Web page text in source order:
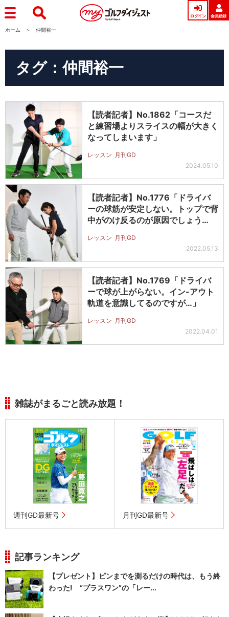
ログイン 会員登録
ホーム 仲間裕一
タグ：仲間裕一
【読者記者】No.1862「コースだ
と練習場よりスライスの幅が大きく
なってしまいます」
レッスン 月刊GD
2024.05.10
【読者記者】No.1776「ドライバ
ーの球筋が安定しない。トップで背
中がのけ反るのが原因でしょう
レッスン 月刊GD
2022.05.13
【読者記者】No.1769「ドライバ
ーで球が上がらない。イン-アウト
軌道を意識してるのですが…」
レッスン 月刊GD
2022.04.01
雑誌がまるごと読み放題！
週刊GD最新号 月刊GD最新号
記事ランキング
【プレゼント】ピンまでを測るだけの時代は、もう終
わった! “プラスワン”の「レー...